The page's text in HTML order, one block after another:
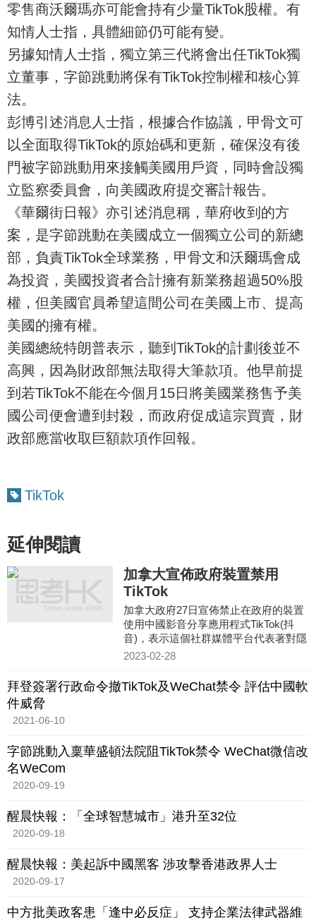
零售商沃爾瑪亦可能會持有少量TikTok股權。有
知情人士指，具體細節仍可能有變。
另據知情人士指，獨立第三代將會出任TikTok獨
立董事，字節跳動將保有TikTok控制權和核心算
法。
彭博引述消息人士指，根據合作協議，甲骨文可
以全面取得TikTok的原始碼和更新，確保沒有後
門被字節跳動用來接觸美國用戶資，同時會設獨
立監察委員會，向美國政府提交審計報告。
《華爾街日報》亦引述消息稱，華府收到的方
案，是字節跳動在美國成立一個獨立公司的新總
部，負責TikTok全球業務，甲骨文和沃爾瑪會成
為投資，美國投資者合計擁有新業務超過50%股
權，但美國官員希望這間公司在美國上市、提高
美國的擁有權。
美國總統特朗普表示，聽到TikTok的計劃後並不
高興，因為財政部無法取得大筆款項。他早前提
到若TikTok不能在今個月15日將美國業務售予美
國公司便會遭到封殺，而政府促成這宗買賣，財
政部應當收取巨額款項作回報。
TikTok
延伸閱讀
加拿大宣佈政府裝置禁用
TikTok
加拿大政府27日宣佈禁止在政府的裝置
使用中國影音分享應用程式TikTok(抖
音)，表示這個社群媒體平台代表著對隱
私和安全「令人無法接受」程度的風
2023-02-28
拜登簽署行政命令撤TikTok及WeChat禁令 評估中國軟
件威脅
2021-06-10
字節跳動入稟華盛頓法院阻TikTok禁令 WeChat微信改
名WeCom
2020-09-19
醒晨快報：「全球智慧城市」港升至32位
2020-09-18
醒晨快報：美起訴中國黑客 涉攻擊香港政界人士
2020-09-17
中方批美政客患「逢中必反症」 支持企業法律武器維